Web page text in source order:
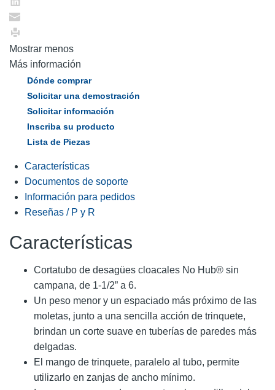
Mostrar menos
Más información
Dónde comprar
Solicitar una demostración
Solicitar información
Inscriba su producto
Lista de Piezas
Características
Documentos de soporte
Información para pedidos
Reseñas / P y R
Características
Cortatubo de desagües cloacales No Hub® sin
campana, de 1-1/2” a 6.
Un peso menor y un espaciado más próximo de las
moletas, junto a una sencilla acción de trinquete,
brindan un corte suave en tuberías de paredes más
delgadas.
El mango de trinquete, paralelo al tubo, permite
utilizarlo en zanjas de ancho mínimo.